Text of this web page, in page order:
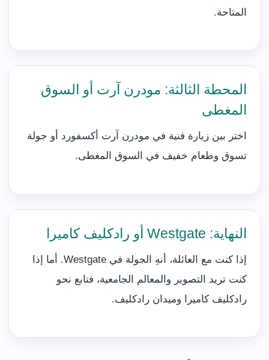
المتاحة.
المحطة الثالثة: مودرن آرت أو السوق
المغطى
اختر بين زيارة فنية في مودرن آرت أكسفورد أو جولة
تسوق وطعام خفيف في السوق المغطى.
النهاية: Westgate أو رادكليف كاميرا
إذا كنت مع العائلة، أنهِ الجولة في Westgate. أما إذا
كنت تريد التصوير والمعالم الجامعية، فتابع نحو
رادكليف كاميرا وميدان رادكليف.